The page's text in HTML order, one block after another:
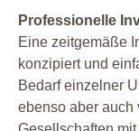
Professionelle
Eine zeitgemäße
konzipiert und
Bedarf einzelner
ebenso aber auch